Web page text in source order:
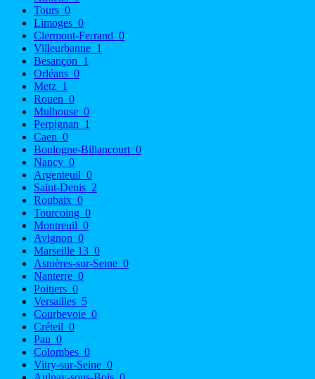
Tours 0
Limoges 0
Clermont-Ferrand 0
Villeurbanne 1
Besançon 1
Orléans 0
Metz 1
Rouen 0
Mulhouse 0
Perpignan 1
Caen 0
Boulogne-Billancourt 0
Nancy 0
Argenteuil 0
Saint-Denis 2
Roubaix 0
Tourcoing 0
Montreuil 0
Avignon 0
Marseille 13 0
Asnières-sur-Seine 0
Nanterre 0
Poitiers 0
Versailles 5
Courbevoie 0
Créteil 0
Pau 0
Colombes 0
Vitry-sur-Seine 0